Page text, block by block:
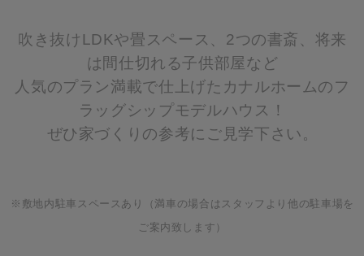
吹き抜けLDKや畳スペース、2つの書斎、将来
は間仕切れる子供部屋など
人気のプラン満載で仕上げたカナルホームのフ
ラッグシップモデルハウス！
ぜひ家づくりの参考にご見学下さい。
※敷地内駐車スペースあり（満車の場合はスタッフより他の駐車場を
ご案内致します）